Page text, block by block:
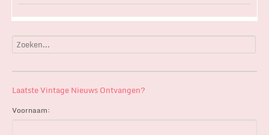
Laatste Vintage Nieuws Ontvangen?
Voornaam: